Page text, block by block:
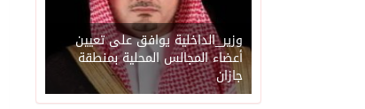
وزير_الداخلية يوافق على تعيين
أعضاء المجالس المحلية بمنطقة
جازان